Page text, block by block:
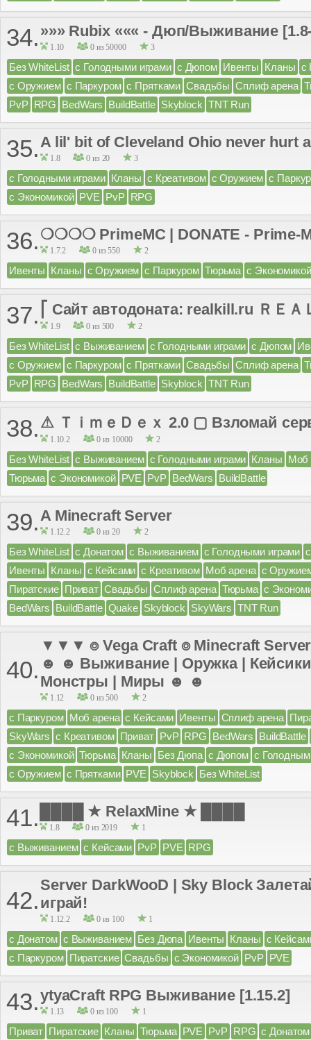
34. »»» Rubix ««« - Дюп/Выживание
1.10 0 из 50000 3
Без WhiteList с Голодными играми с Дюпом Ивенты Кланы с
с Оружием с Паркуром с Прятками Свадьбы Сплиф арена
PvP RPG BedWars BuildBattle Skyblock TNT Run
35.A lil' bit of Cleveland Ohio never hurt
1.8 0 из 20 3
с Голодными играми Кланы с Креативом с Оружием с
с Экономикой PVE PvP RPG
36. ❍❍❍❍ PrimeMC | DONATE -
1.7.2 0 из 550 2
Ивенты Кланы с Оружием с Паркуром Тюрьма с Экономикой
37. ⎡ Сайт автодоната: realkill.ru ＲＥＡ
1.9 0 из 500 2
Без WhiteList с Выживанием с Голодными играми с Дюпом
с Оружием с Паркуром с Прятками Свадьбы Сплиф арена
PvP RPG BedWars BuildBattle Skyblock TNT Run
38. ⚠ ＴｉｍｅＤｅｘ 2.0 ▢ Взломай
1.10.2 0 из 10000 2
Без WhiteList с Выживанием с Голодными играми Кланы Моб
Тюрьма с Экономикой PVE PvP BedWars BuildBattle
39.A Minecraft Server
1.12.2 0 из 20 2
Без WhiteList с Донатом с Выживанием с Голодными играми
Ивенты Кланы с Кейсами с Креативом Моб арена с
Пиратские Приват Свадьбы Сплиф арена Тюрьма с
BedWars BuildBattle Quake Skyblock SkyWars TNT Run
40.
▼▼▼ ⌾ Vega Craft ⌾ Minecraft
☻ ☻ Выживание | Оружка |
Монстры | Миры ☻ ☻
1.12 0 из 500 2
с Паркуром Моб арена с Кейсами Ивенты Сплиф арена
SkyWars с Креативом Приват PvP RPG BedWars BuildBattle
с Экономикой Тюрьма Кланы Без Дюпа с Дюпом с
с Оружием с Прятками PVE Skyblock Без WhiteList
41. ████ ★ RelaxMine ★ ████
1.8 0 из 2019 1
с Выживанием с Кейсами PvP PVE RPG
42.
Server DarkWooD | Sky Block
играй!
1.12.2 0 из 100 1
с Донатом с Выживанием Без Дюпа Ивенты Кланы с
с Паркуром Пиратские Свадьбы с Экономикой PvP PVE
43.ytyaCraft RPG Выживание [1.15.2]
1.13 0 из 100 1
Приват Пиратские Кланы Тюрьма PVE PvP RPG с Донатом